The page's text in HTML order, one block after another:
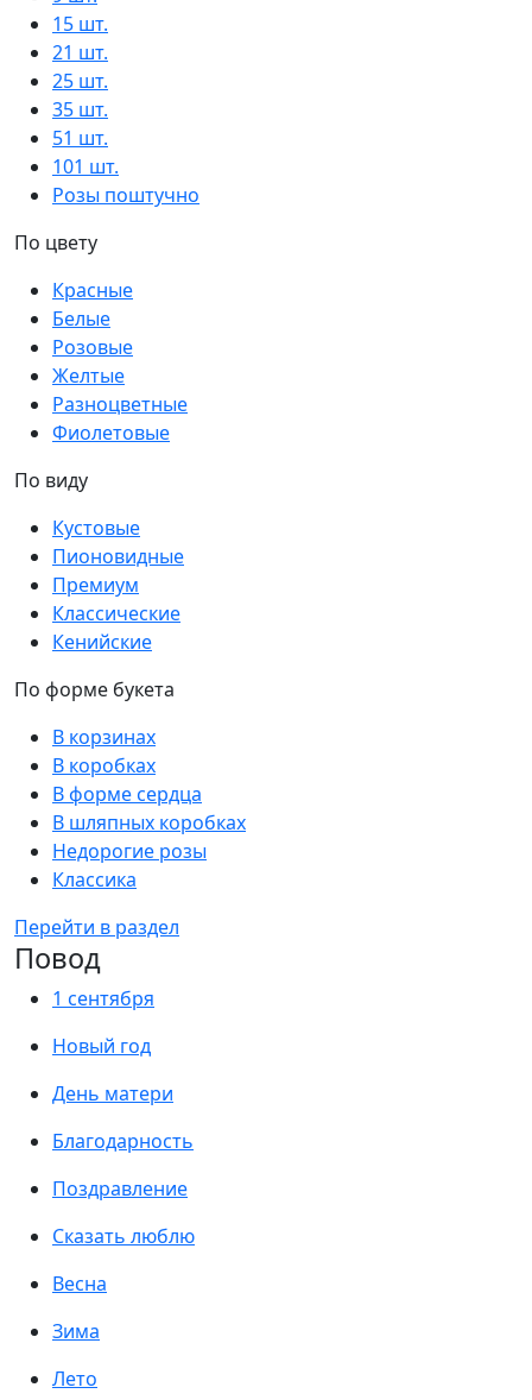
15 шт.
21 шт.
25 шт.
35 шт.
51 шт.
101 шт.
Розы поштучно
По цвету
Красные
Белые
Розовые
Желтые
Разноцветные
Фиолетовые
По виду
Кустовые
Пионовидные
Премиум
Классические
Кенийские
По форме букета
В корзинах
В коробках
В форме сердца
В шляпных коробках
Недорогие розы
Классика
Перейти в раздел
Повод
1 сентября
Новый год
День матери
Благодарность
Поздравление
Сказать люблю
Весна
Зима
Лето